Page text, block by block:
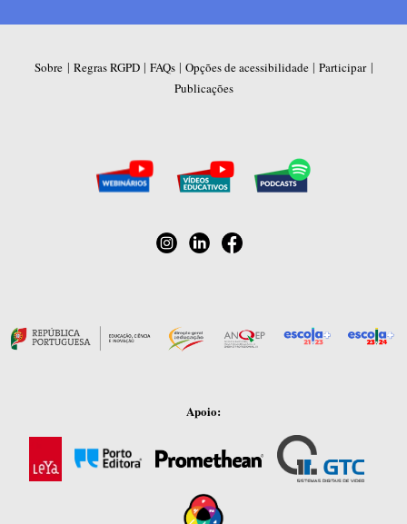
Sobre | Regras RGPD| FAQs| Opções de acessibilidade| Participar|
Publicações
Apoio: